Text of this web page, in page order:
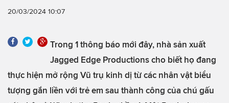
20/03/2024 10:07
Trong 1 thông báo mới đây, nhà sản xuất
Jagged Edge Productions cho biết họ đang
thực hiện mở rộng Vũ trụ kinh dị từ các nhân vật biểu
tượng gắn liền với trẻ em sau thành công của chú gấu